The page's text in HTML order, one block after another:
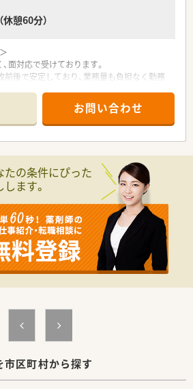
休憩60分）
面対応で受けております。
前後で安定しており、業務量も負担なく勤務
しており、管理薬剤師は男性で協力し合いな
ます。
の情報提供も行っており、経営について学べ
立開業をしたいと考えている方にも勉強に
なし・様々な年代の方が活躍しています ＞
前市を中心に店舗を展開しておりますので、
Uターン希望の方にもピッタリ
が活躍しており、どの年代層でも働きやすい
域に根差して働きたい方
どキャリアアップも視野に入れている方
お問い合わせ
たの条件にぴった
ます。
区町村から探す